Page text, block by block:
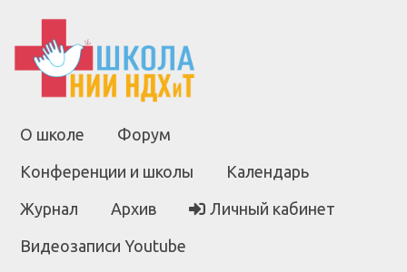
О школе Форум
Конференции и школы Календарь
Журнал Архив Личный кабинет
Видеозаписи Youtube